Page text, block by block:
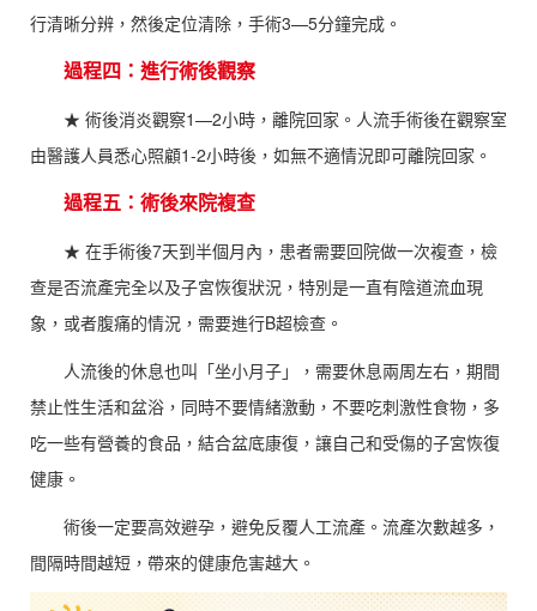
行清晰分辨，然後定位清除，手術3—5分鐘完成。
過程四：進行術後觀察
★ 術後消炎觀察1—2小時，離院回家。人流手術後在觀察室
由醫護人員悉心照顧1-2小時後，如無不適情況即可離院回家。
過程五：術後來院複查
★ 在手術後7天到半個月內，患者需要回院做一次複查，檢
查是否流產完全以及子宮恢復狀況，特別是一直有陰道流血現
象，或者腹痛的情況，需要進行B超檢查。
人流後的休息也叫「坐小月子」，需要休息兩周左右，期間
禁止性生活和盆浴，同時不要情緒激動，不要吃刺激性食物，多
吃一些有營養的食品，結合盆底康復，讓自己和受傷的子宮恢復
健康。
術後一定要高效避孕，避免反覆人工流產。流產次數越多，
間隔時間越短，帶來的健康危害越大。